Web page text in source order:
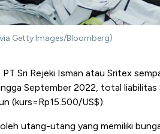
Getty Images/Bloomberg)
PT Sri Rejeki Isman atau Sritex
September 2022, total liabilitas
(kurs=Rp15.500/US$).
utang-utang yang memiliki